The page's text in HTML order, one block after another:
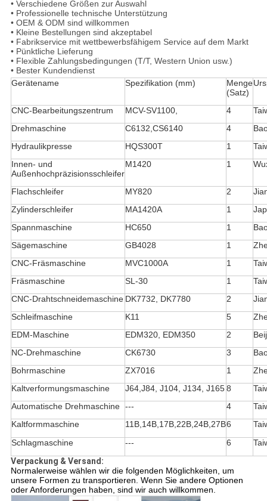
• Verschiedene Größen zur Auswahl
• Professionelle technische Unterstützung
• OEM & ODM sind willkommen
• Kleine Bestellungen sind akzeptabel
• Fabrikservice mit wettbewerbsfähigem Service auf dem Markt
• Pünktliche Lieferung
• Flexible Zahlungsbedingungen (T/T, Western Union usw.)
• Bester Kundendienst
Gerätename
Spezifikation (mm)
Menge
(Satz)
CNC-Bearbeitungszentrum MCV-SV1100, 4
Drehmaschine
C6132,CS6140 4
Hydraulikpresse
HQS300T 1
Innen- und
Außenhochpräzisionsschleifer
M1420 1
Flachschleifer MY820 2
Zylinderschleifer
MA1420A 1
Spannmaschine
HC650 1
Sägemaschine
GB4028 1
CNC-Fräsmaschine
MVC1000A 1
Fräsmaschine
SL-30 1
CNC-Drahtschneidemaschine DK7732, DK7780 2
Schleifmaschine
K11 5
EDM-Maschine
EDM320, EDM350 2
NC-Drehmaschine
CK6730 3
Bohrmaschine
ZX7016 1
Kaltverformungsmaschine
J64,J84, J104, J134, J1658
Automatische Drehmaschine --- 4
Kaltformmaschine
11B,14B,17B,22B,24B,27B6
Schlagmaschine
--- 6
Verpackung & Versand:
Normalerweise wählen wir die folgenden Möglichkeiten, um
unsere Formen zu transportieren. Wenn Sie andere Optionen
oder Anforderungen haben, sind wir auch willkommen.